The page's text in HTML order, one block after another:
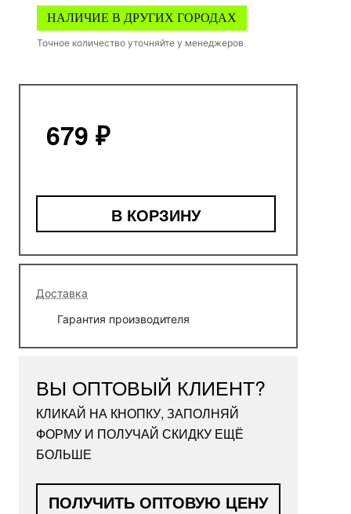
НАЛИЧИЕ В ДРУГИХ ГОРОДАХ
Точное количество уточняйте у менеджеров
679 ₽
В КОРЗИНУ
Доставка
Гарантия производителя
ВЫ ОПТОВЫЙ КЛИЕНТ?
КЛИКАЙ НА КНОПКУ, ЗАПОЛНЯЙ
ФОРМУ И ПОЛУЧАЙ СКИДКУ ЕЩЁ
БОЛЬШЕ
ПОЛУЧИТЬ ОПТОВУЮ ЦЕНУ